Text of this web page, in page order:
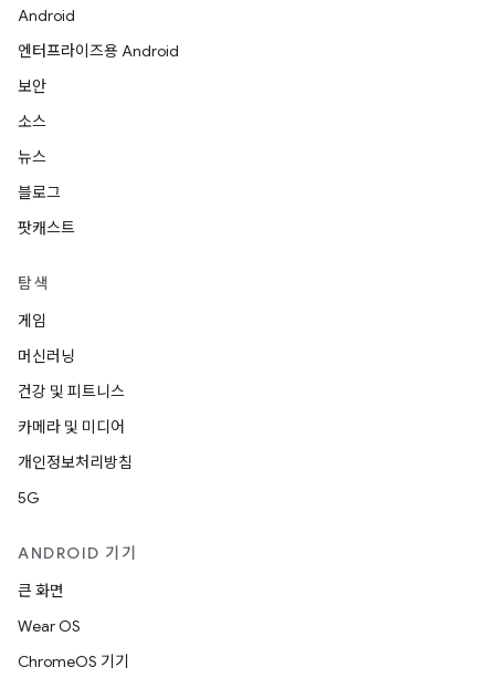
Android
엔터프라이즈용 Android
보안
소스
뉴스
블로그
팟캐스트
탐색
게임
머신러닝
건강 및 피트니스
카메라 및 미디어
개인정보처리방침
5G
ANDROID 기기
큰 화면
Wear OS
ChromeOS 기기